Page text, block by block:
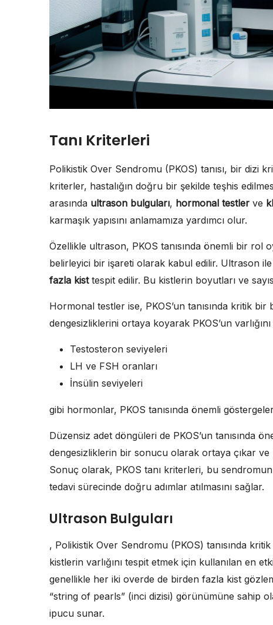
Tanı Kriterleri
Polikistik Over Sendromu (PKOS) tanısı, bir dizi
kriterler, hastalığın doğru bir şekilde teşhis
arasında ultrason bulguları, hormonal testler ve
karmaşık yapısını anlamamıza yardımcı olur.
Özellikle ultrason, PKOS tanısında önemli bir rol
belirleyici bir işareti olarak kabul edilir. Ultrason
fazla kisttespit edilir. Bu kistlerin boyutları ve
Hormonal testler ise, PKOS’un tanısında kritik
dengesizliklerini ortaya koyarak PKOS’un
Testosteron seviyeleri
LH ve FSH oranları
İnsülin seviyeleri
gibi hormonlar, PKOS tanısında önemli
Düzensiz adet döngüleri de PKOS’un tanısında
dengesizliklerin bir sonucu olarak ortaya çıkar ve
Sonuç olarak, PKOS tanı kriterleri, bu
tedavi sürecinde doğru adımlar atılmasını sağlar.
Ultrason Bulguları
, Polikistik Over Sendromu (PKOS) tanısında
kistlerin varlığını tespit etmek için kullanılan en
genellikle her iki overde de birden fazla kist
“string of pearls” (inci dizisi) görünümüne sahip
ipucu sunar.